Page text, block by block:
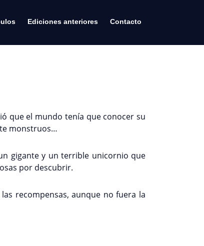
Ediciones anteriores Contacto
que el mundo tenía que conocer su
monstruos…
gigante y un terrible unicornio que
por descubrir.
recompensas, aunque no fuera la